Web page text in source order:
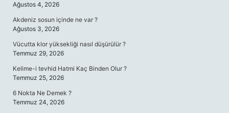
Ağustos 4, 2026
Akdeniz sosun içinde ne var ?
Ağustos 3, 2026
Vücutta klor yüksekliği nasıl düşürülür ?
Temmuz 29, 2026
Kelime-i tevhid Hatmi Kaç Binden Olur ?
Temmuz 25, 2026
6 Nokta Ne Demek ?
Temmuz 24, 2026